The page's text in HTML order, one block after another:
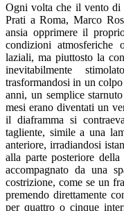
Ogni volta che il vento di
Prati a Roma, Marco
ansia opprimere il
condizioni
laziali, ma piuttosto la
inevitabilmente
trasformandosi in un
anni, un semplice
mesi erano diventati un
il diaframma si
tagliente, simile a una
anteriore, irradiandosi
alla parte posteriore
accompagnato da una
costrizione, come se un
premendo direttamente
per quattro o cinque